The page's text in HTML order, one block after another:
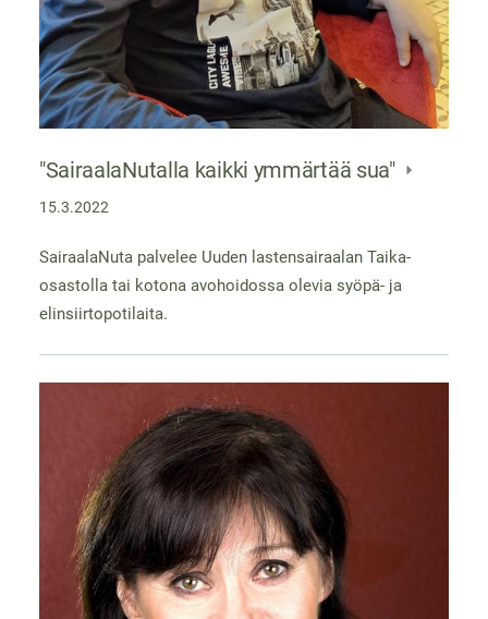
"SairaalaNutalla kaikki ymmärtää sua"
15.3.2022
SairaalaNuta palvelee Uuden lastensairaalan Taika-
osastolla tai kotona avohoidossa olevia syöpä- ja
elinsiirtopotilaita.